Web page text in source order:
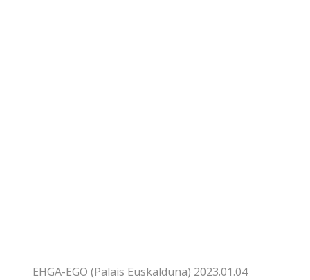
EHGA-EGO (Palais Euskalduna) 2023.01.04